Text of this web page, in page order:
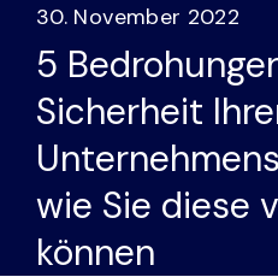
Über
Partner
Kontakt
Blog
30. November 2022
5
Sicherheit
wie Sie diese
können